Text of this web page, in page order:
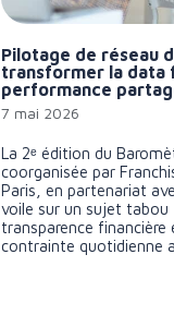
Pilotage de réseau
transformer la data
performance
7 mai 2026
La 2ᵉ édition du
coorganisée par
Paris, en partenariat
voile sur un sujet tabou
transparence
contrainte quotidienne